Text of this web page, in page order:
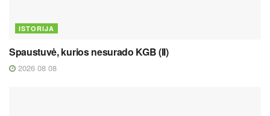
ISTORIJA
Spaustuvė, kurios nesurado KGB (II)
2026 08 08